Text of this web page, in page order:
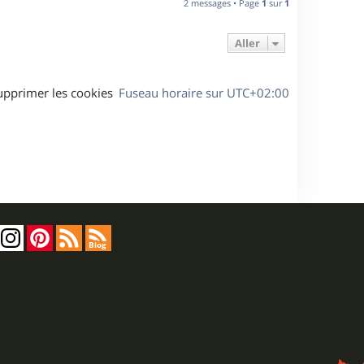
t
2 messages • Page 1 sur 1
Aller
Fuseau horaire sur UTC+02:00
les cookies